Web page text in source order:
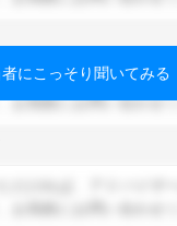
だければ、アドバイザ
お気軽にお問い合わせ
にこっそり聞いてみる